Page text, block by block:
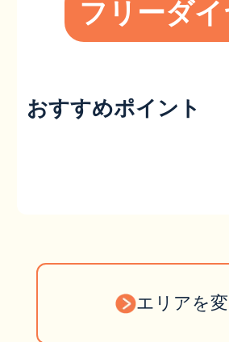
フリーダ
おすすめポイント
エリアを